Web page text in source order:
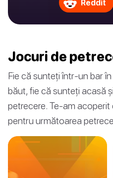
Reddit
Jocuri de
Fie că sunteți într-un bar
băut, fie că sunteți acasă
petrecere. Te-am acoperit
pentru următoarea